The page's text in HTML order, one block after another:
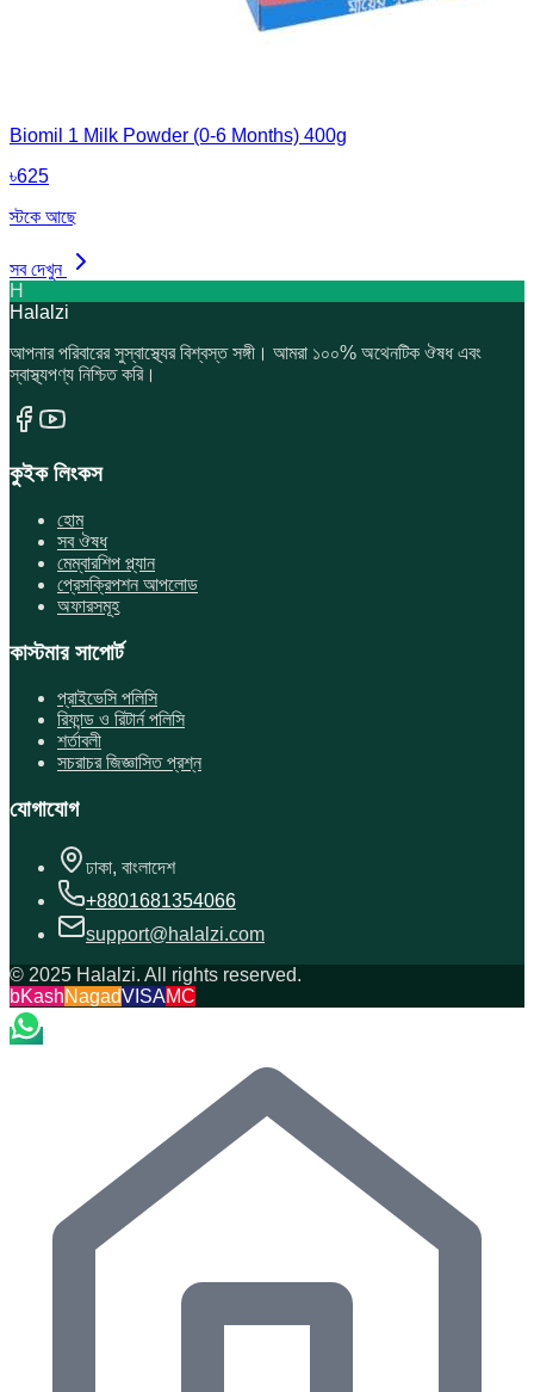
Biomil 1 Milk Powder (0-6 Months) 400g
৳625
স্টকে আছে
সব দেখুন
H
Halalzi
আপনার পরিবারের সুস্বাস্থ্যের বিশ্বস্ত সঙ্গী। আমরা ১০০% অথেনটিক ঔষধ এবং
স্বাস্থ্যপণ্য নিশ্চিত করি।
কুইক লিংকস
হোম
সব ঔষধ
মেম্বারশিপ প্ল্যান
প্রেসক্রিপশন আপলোড
অফারসমূহ
কাস্টমার সাপোর্ট
প্রাইভেসি পলিসি
রিফান্ড ও রিটার্ন পলিসি
শর্তাবলী
সচরাচর জিজ্ঞাসিত প্রশ্ন
যোগাযোগ
ঢাকা, বাংলাদেশ
+8801681354066
support@halalzi.com
© 2025 Halalzi. All rights reserved.
bKashNagadVISAMC